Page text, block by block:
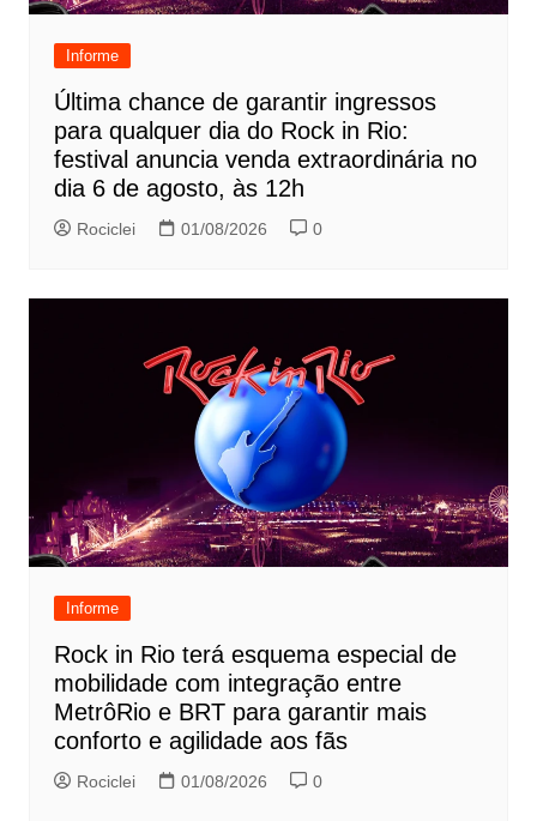
Informe
Última chance de garantir ingressos
para qualquer dia do Rock in Rio:
festival anuncia venda extraordinária no
dia 6 de agosto, às 12h
Rociclei 01/08/2026 0
Informe
Rock in Rio terá esquema especial de
mobilidade com integração entre
MetrôRio e BRT para garantir mais
conforto e agilidade aos fãs
Rociclei 01/08/2026 0